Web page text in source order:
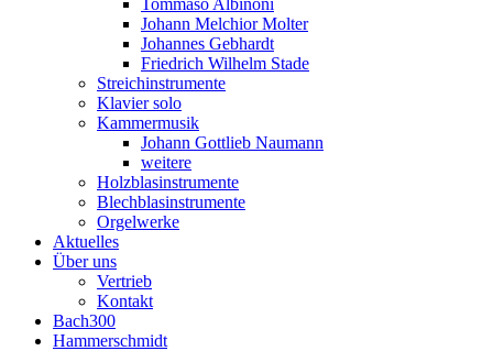
Tommaso Albinoni
Johann Melchior Molter
Johannes Gebhardt
Friedrich Wilhelm Stade
Streichinstrumente
Klavier solo
Kammermusik
Johann Gottlieb Naumann
weitere
Holzblasinstrumente
Blechblasinstrumente
Orgelwerke
Aktuelles
Über uns
Vertrieb
Kontakt
Bach300
Hammerschmidt